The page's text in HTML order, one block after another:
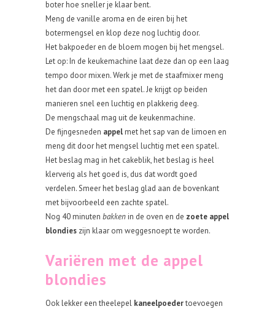
boter hoe sneller je klaar bent.
Meng de vanille aroma en de eiren bij het
botermengsel en klop deze nog luchtig door.
Het bakpoeder en de bloem mogen bij het mengsel.
Let op: In de keukemachine laat deze dan op een laag
tempo door mixen. Werk je met de staafmixer meng
het dan door met een spatel. Je krijgt op beiden
manieren snel een luchtig en plakkerig deeg.
De mengschaal mag uit de keukenmachine.
De fijngesneden appelmet het sap van de limoen en
meng dit door het mengsel luchtig met een spatel.
Het beslag mag in het cakeblik, het beslag is heel
klerverig als het goed is, dus dat wordt goed
verdelen. Smeer het beslag glad aan de bovenkant
met bijvoorbeeld een zachte spatel.
Nog 40 minuten bakkenin de oven en de zoete appel
blondies zijn klaar om weggesnoept te worden.
Variëren met de appel
blondies
Ook lekker een theelepel kaneelpoedertoevoegen